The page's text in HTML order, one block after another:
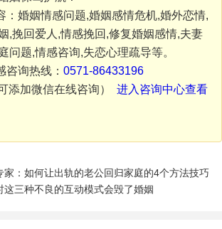
：婚姻情感问题,婚姻感情危机,婚外恋情,
,挽回爱人,情感挽回,修复婚姻感情,夫妻
问题,情感咨询,失恋心理疏导等。
咨询热线： 0571-86433196
添加微信在线咨询） 进入咨询中心查看
家：如何让出轨的老公回归家庭的4个方法技巧
这三种不良的互动模式会毁了婚姻